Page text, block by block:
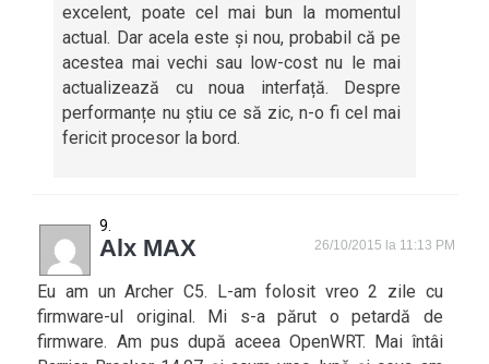
excelent, poate cel mai bun la momentul
actual. Dar acela este și nou, probabil că pe
acestea mai vechi sau low-cost nu le mai
actualizează cu noua interfață. Despre
performanțe nu știu ce să zic, n-o fi cel mai
fericit procesor la bord.
Alx MAX 26/10/2015 la 11:13 PM
Eu am un Archer C5. L-am folosit vreo 2 zile cu
firmware-ul original. Mi s-a părut o petardă de
firmware. Am pus după aceea OpenWRT. Mai întâi